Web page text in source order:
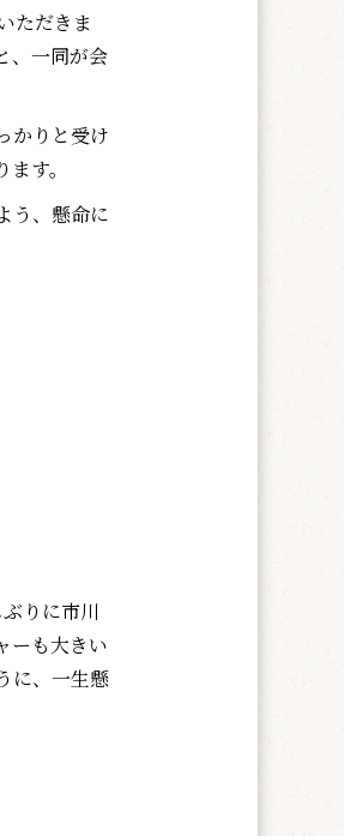
ただきま
、一同が会
かりと受け
す。
う、懸命に
りに市川
ーも大きい
に、一生懸